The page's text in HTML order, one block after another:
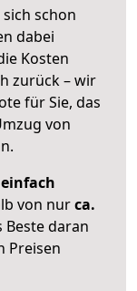
schon
dabei
Kosten
zurück – wir
für Sie, das
von
von nurca.
Beste daran
Preisen